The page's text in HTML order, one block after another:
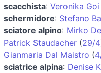
scacchista: Veronika Goi
schermidore: Stefano
sciatore alpino: Mirko
Patrick Staudacher (29/4
Gianmaria Dal Maistro (
sciatrice alpina: Denise